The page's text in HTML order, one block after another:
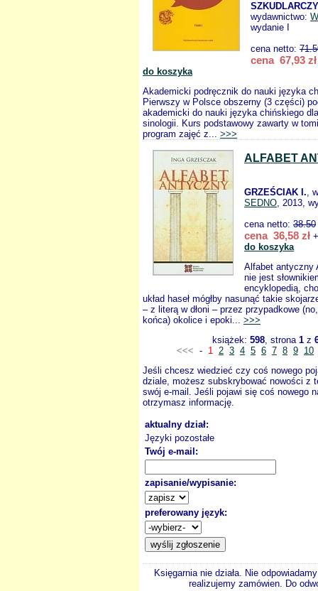
wydawnictwo:
wydanie I
cena netto:
cena 67,93 zł
do koszyka
Akademicki podręcznik do nauki języka
Pierwszy w Polsce obszerny (3 części)
akademicki do nauki języka chińskiego
sinologii. Kurs podstawowy zawarty w
program zajęć z... >>>
ALFABET
GRZEŚCIAK I.,
SEDNO, 2013,
cena netto: 38.50
cena 36,58 zł
do koszyka
Alfabet antyczny
nie jest
encyklopedią,
układ haseł mógłby nasunąć takie
– z literą w dłoni – przez przypadkowe
końca) okolice i epoki... >>>
książek: 598, strona 1 z
<<< - 1 2 3 4 5 6 7 8 9 10
Jeśli chcesz wiedzieć czy coś nowego
dziale, możesz subskrybować nowości z
swój e-mail. Jeśli pojawi się coś nowego
otrzymasz informację.
aktualny dział:
Języki pozostałe
Twój e-mail:
zapisanie/wypisanie:
preferowany język:
Księgarnia nie działa. Nie
realizujemy zamówien. Do